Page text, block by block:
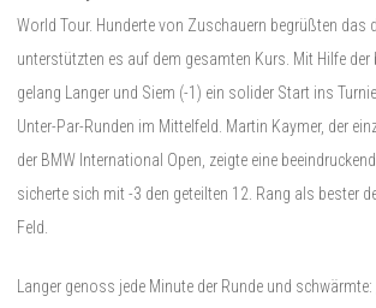
World Tour. Hunderte von Zuschauern begrüßten das
unterstützten es auf dem gesamten Kurs. Mit Hilfe der
gelang Langer und Siem (-1) ein solider Start ins
Unter-Par-Runden im Mittelfeld. Martin Kaymer, der
der BMW International Open, zeigte eine
sicherte sich mit -3 den geteilten 12. Rang als bester
Feld.
Langer genoss jede Minute der Runde und schwärmte: